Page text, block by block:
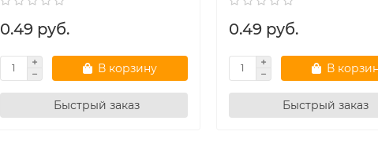
0.49 руб.
В корзину
Быстрый заказ
0.49 руб.
В
Быстрый заказ